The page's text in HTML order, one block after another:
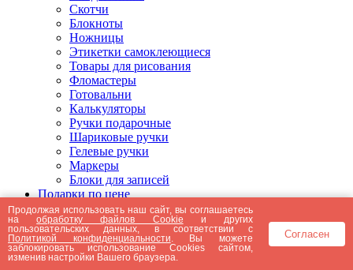
Скотчи
Блокноты
Ножницы
Этикетки самоклеющиеся
Товары для рисования
Фломастеры
Готовальни
Калькуляторы
Ручки подарочные
Шариковые ручки
Гелевые ручки
Маркеры
Блоки для записей
Подарки по цене
Подарки от 5000 рублей
Подарки до 5000 рублей
Подарки до 3000 рублей
Подарки до 2000 рублей
Подарки до 1000 рублей
Продолжая использовать наш сайт, вы соглашаетесь
наобработку файлов Cookie и других
пользовательских данных, в соответствии с
Политикой конфиденциальности . Вы можете
заблокировать использование Cookies сайтом,
изменив настройки Вашего браузера.
Согласен